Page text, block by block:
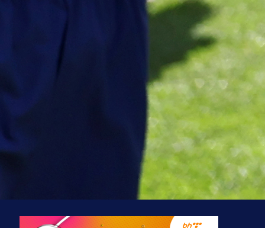
Jovo Lukić ima novi klub: Trener
Cluja praktično potvrdio veliki
Stigla potvrda od predsjednika
kluba: Jovo Lukić uskoro pravi
A Selekcija